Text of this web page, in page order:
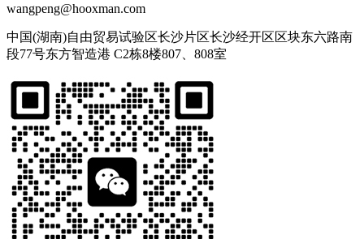
wangpeng@hooxman.com
中国(湖南)自由贸易试验区长沙片区长沙经开区区块东六路南
段77号东方智造港 C2栋8楼807、808室